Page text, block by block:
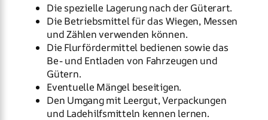
Die spezielle Lagerung nach der Güterart.
Die Betriebsmittel für das Wiegen, Messen
und Zählen verwenden können.
Die Flurfördermittel bedienen sowie das
Be- und Entladen von Fahrzeugen und
Gütern.
Eventuelle Mängel beseitigen.
Den Umgang mit Leergut, Verpackungen
und Ladehilfsmitteln kennen lernen.